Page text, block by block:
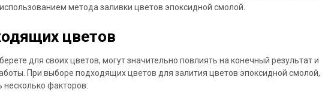
метода заливки цветов эпоксидной смолой.
цветов
для своих цветов, могут значительно повлиять на конечный результат и
При выборе подходящих цветов для залития цветов эпоксидной смолой,
несколько факторов: